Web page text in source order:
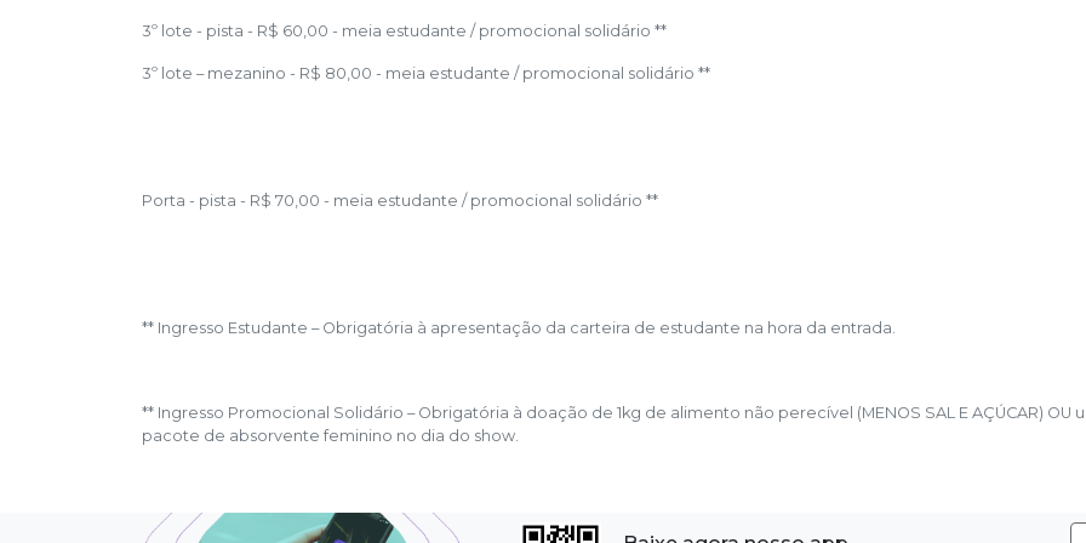
3º lote - pista - R$ 60,00 - meia estudante / promocional solidário **
3º lote – mezanino - R$ 80,00 - meia estudante / promocional solidário **
Porta - pista - R$ 70,00 - meia estudante / promocional solidário **
** Ingresso Estudante – Obrigatória à apresentação da carteira de estudante na hora da entrada.
** Ingresso Promocional Solidário – Obrigatória à doação de 1kg de alimento não perecível (MENOS SAL E AÇÚCAR) OU
pacote de absorvente feminino no dia do show.